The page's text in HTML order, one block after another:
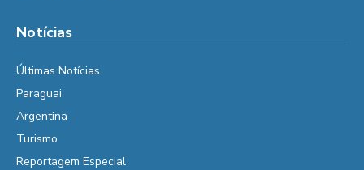
Notícias
Últimas Notícias
Paraguai
Argentina
Turismo
Reportagem Especial